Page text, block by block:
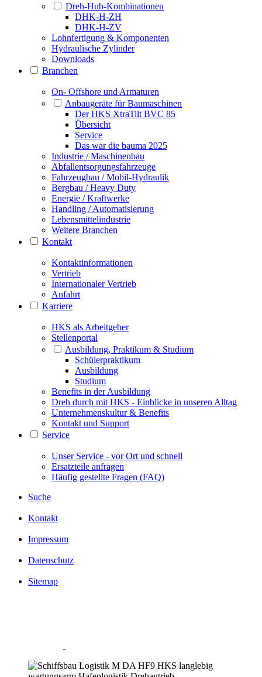
Dreh-Hub-Kombinationen
DHK-H-ZH
DHK-H-ZV
Lohnfertigung & Komponenten
Hydraulische Zylinder
Downloads
Branchen
On- Offshore und Armaturen
Anbaugeräte für Baumaschinen
Der HKS XtraTilt BVC 85
Übersicht
Service
Das war die bauma 2025
Industrie / Maschinenbau
Abfallentsorgungsfahrzeuge
Fahrzeugbau / Mobil-Hydraulik
Bergbau / Heavy Duty
Energie / Kraftwerke
Handling / Automatisierung
Lebensmittelindustrie
Weitere Branchen
Kontakt
Kontaktinformationen
Vertrieb
Internationaler Vertrieb
Anfahrt
Karriere
HKS als Arbeitgeber
Stellenportal
Ausbildung, Praktikum & Studium
Schülerpraktikum
Ausbildung
Studium
Benefits in der Ausbildung
Dreh durch mit HKS - Einblicke in unseren Alltag
Unternehmenskultur & Benefits
Kontakt und Support
Service
Unser Service - vor Ort und schnell
Ersatzteile anfragen
Häufig gestellte Fragen (FAQ)
Suche
Kontakt
Impressum
Datenschutz
Sitemap